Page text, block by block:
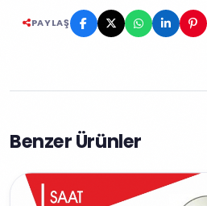
PAYLAŞ
Benzer Ürünler